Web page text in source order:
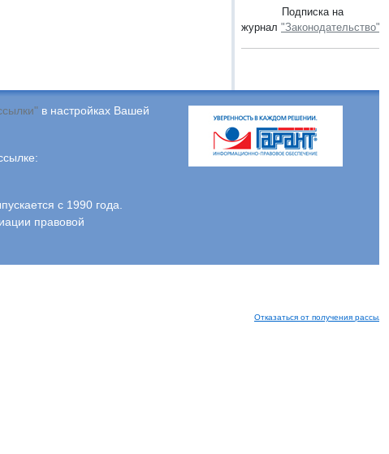
Подписка на
журнал "Законодательство"
в настройках Вашей
с 1990 года.
правовой
Отказаться от получения